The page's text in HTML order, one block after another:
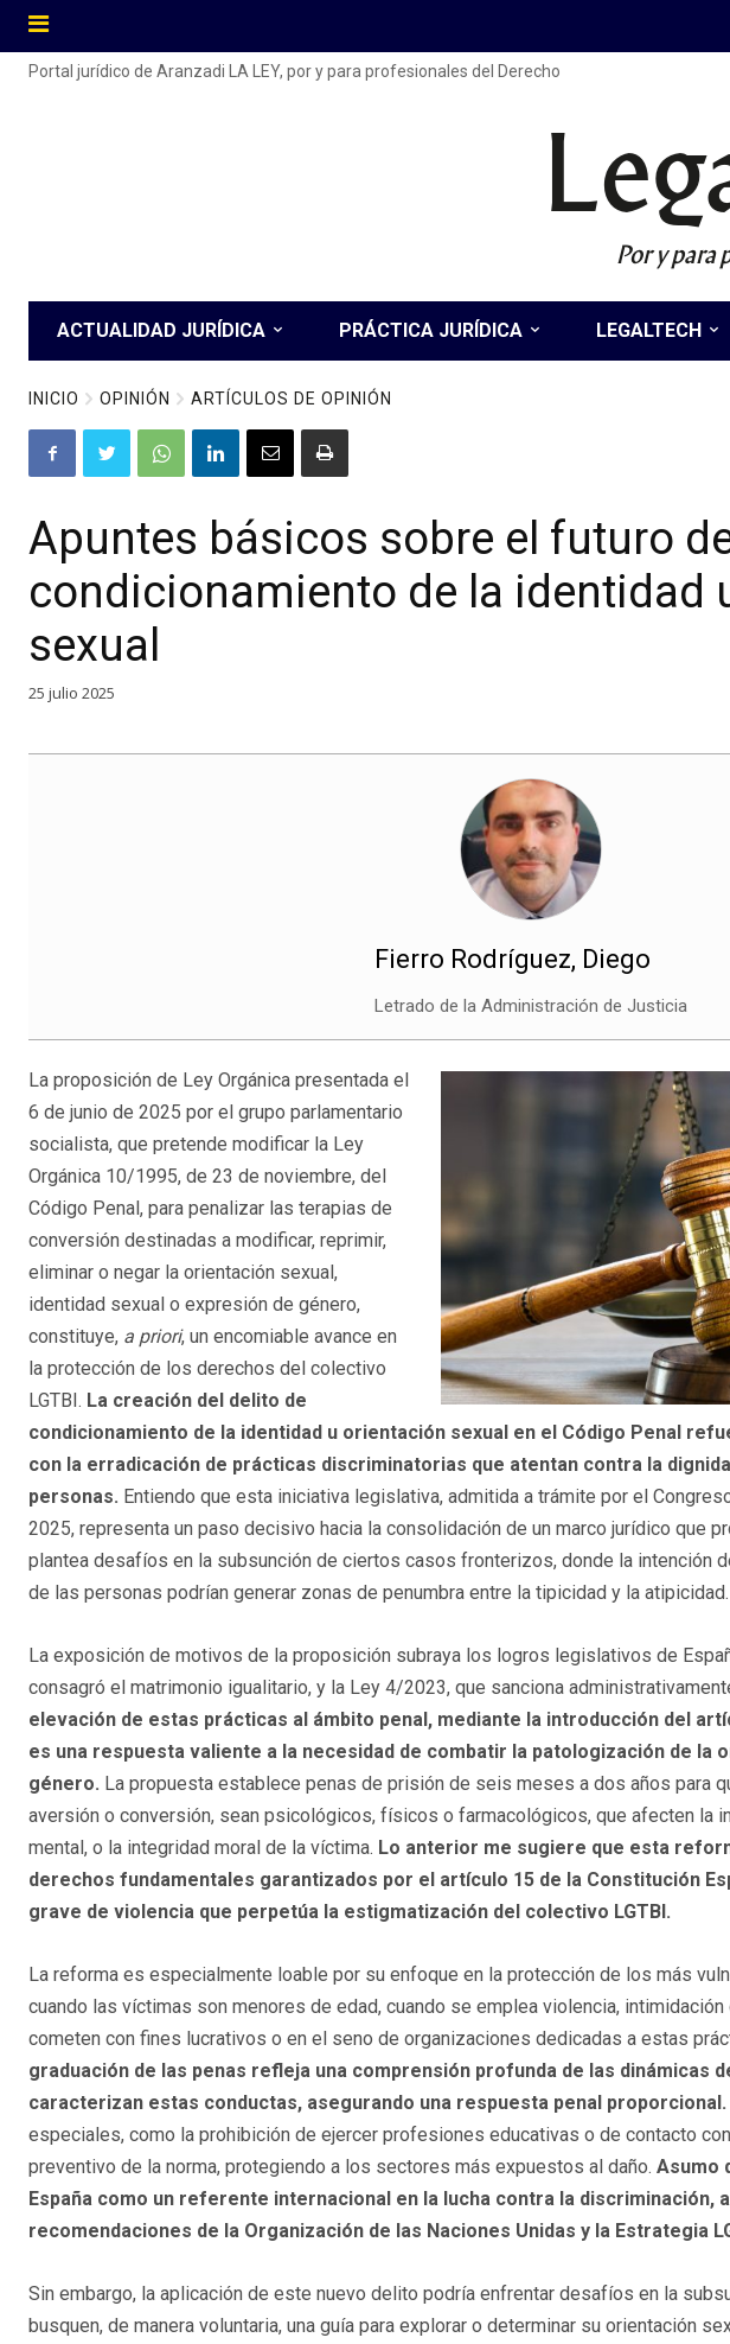
Portal jurídico de Aranzadi LA LEY, por y para profesionales del Derecho
Por y para
ACTUALIDAD JURÍDICA PRÁCTICA JURÍDICA LEGALTECH
INICIO OPINIÓN ARTÍCULOS DE OPINIÓN
Apuntes básicos sobre el futuro
condicionamiento de la identidad
sexual
25 julio 2025
Fierro Rodríguez, Diego
Letrado de la Administración de Justicia
La proposición de Ley Orgánica presentada el
6 de junio de 2025 por el grupo parlamentario
socialista, que pretende modificar la Ley
Orgánica 10/1995, de 23 de noviembre, del
Código Penal, para penalizar las terapias de
conversión destinadas a modificar, reprimir,
eliminar o negar la orientación sexual,
identidad sexual o expresión de género,
constituye, a priori, un encomiable avance en
la protección de los derechos del colectivo
LGTBI. La creación del delito de
condicionamiento de la identidad u orientación sexual en el Código Penal
con la erradicación de prácticas discriminatorias que atentan contra la
personas. Entiendo que esta iniciativa legislativa, admitida a trámite por el
2025, representa un paso decisivo hacia la consolidación de un marco jurídico que
plantea desafíos en la subsunción de ciertos casos fronterizos, donde la intención
de las personas podrían generar zonas de penumbra entre la tipicidad y la atipicidad.
La exposición de motivos de la proposición subraya los logros legislativos de
consagró el matrimonio igualitario, y la Ley 4/2023, que sanciona
elevación de estas prácticas al ámbito penal, mediante la introducción del
es una respuesta valiente a la necesidad de combatir la patologización de la
género. La propuesta establece penas de prisión de seis meses a dos años para
aversión o conversión, sean psicológicos, físicos o farmacológicos, que afecten la
mental, o la integridad moral de la víctima. Lo anterior me sugiere que esta
derechos fundamentales garantizados por el artículo 15 de la Constitución
grave de violencia que perpetúa la estigmatización del colectivo LGTBI.
La reforma es especialmente loable por su enfoque en la protección de los más
cuando las víctimas son menores de edad, cuando se emplea violencia,
cometen con fines lucrativos o en el seno de organizaciones dedicadas a estas
graduación de las penas refleja una comprensión profunda de las dinámicas
caracterizan estas conductas, asegurando una respuesta penal proporcional.
especiales, como la prohibición de ejercer profesiones educativas o de contacto
preventivo de la norma, protegiendo a los sectores más expuestos al daño. Asumo
España como un referente internacional en la lucha contra la discriminación,
recomendaciones de la Organización de las Naciones Unidas y la Estrategia
Sin embargo, la aplicación de este nuevo delito podría enfrentar desafíos en la
busquen, de manera voluntaria, una guía para explorar o determinar su orientación